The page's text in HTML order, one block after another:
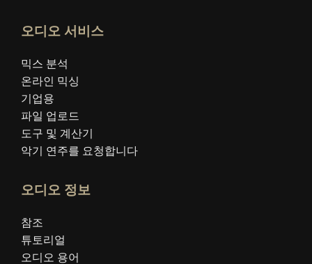
오디오 서비스
믹스 분석
온라인 믹싱
기업용
파일 업로드
도구 및 계산기
악기 연주를 요청합니다
오디오 정보
참조
튜토리얼
오디오 용어